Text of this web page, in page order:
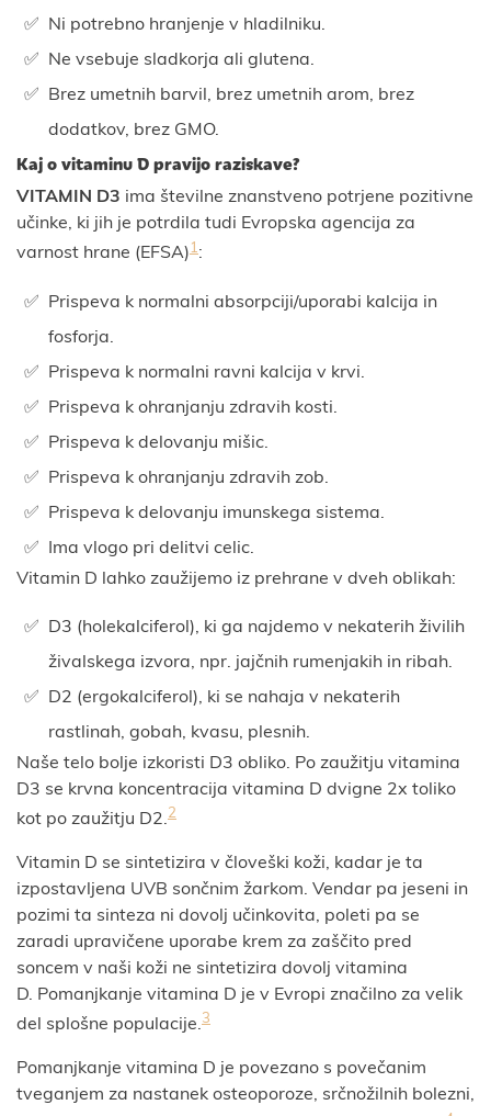
Ni potrebno hranjenje v hladilniku.
Ne vsebuje sladkorja ali glutena.
Brez umetnih barvil, brez umetnih arom, brez
dodatkov, brez GMO.
Kaj o vitaminu D pravijo raziskave?
VITAMIN D3 ima številne znanstveno potrjene pozitivne
učinke, ki jih je potrdila tudi Evropska agencija za
varnost hrane (EFSA) 1 :
Prispeva k normalni absorpciji/uporabi kalcija in
fosforja.
Prispeva k normalni ravni kalcija v krvi.
Prispeva k ohranjanju zdravih kosti.
Prispeva k delovanju mišic.
Prispeva k ohranjanju zdravih zob.
Prispeva k delovanju imunskega sistema.
Ima vlogo pri delitvi celic.
Vitamin D lahko zaužijemo iz prehrane v dveh oblikah:
D3 (holekalciferol), ki ga najdemo v nekaterih živilih
živalskega izvora, npr. jajčnih rumenjakih in ribah.
D2 (ergokalciferol), ki se nahaja v nekaterih
rastlinah, gobah, kvasu, plesnih.
Naše telo bolje izkoristi D3 obliko. Po zaužitju vitamina
D3 se krvna koncentracija vitamina D dvigne 2x toliko
kot po zaužitju D2.2
Vitamin D se sintetizira v človeški koži, kadar je ta
izpostavljena UVB sončnim žarkom. Vendar pa jeseni in
pozimi ta sinteza ni dovolj učinkovita, poleti pa se
zaradi upravičene uporabe krem za zaščito pred
soncem v naši koži ne sintetizira dovolj vitamina
D. Pomanjkanje vitamina D je v Evropi značilno za velik
del splošne populacije.3
Pomanjkanje vitamina D je povezano s povečanim
tveganjem za nastanek osteoporoze, srčnožilnih bolezni,